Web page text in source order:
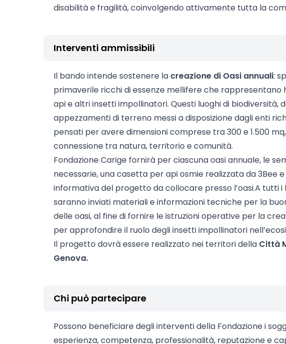
disabilità e fragilità, coinvolgendo attivamente tutta la
Interventi ammissibili
Il bando intende sostenere la creazione di Oasi annuali:
primaverile ricchi di essenze mellifere che rappresentano
api e altri insetti impollinatori. Questi luoghi di biodiversità,
appezzamenti di terreno messi a disposizione dagli enti
pensati per avere dimensioni comprese tra 300 e 1.500
connessione tra natura, territorio e comunità.
Fondazione Carige fornirà per ciascuna oasi annuale, le
necessarie, una casetta per api osmie realizzata da 3Bee
informativa del progetto da collocare presso l’oasi.A tutti i
saranno inviati materiali e informazioni tecniche per la
delle oasi, al fine di fornire le istruzioni operative per la
per approfondire il ruolo degli insetti impollinatori
Il progetto dovrà essere realizzato nei territori della Città
Genova.
Chi può partecipare
Possono beneficiare degli interventi della Fondazione i
esperienza, competenza, professionalità, reputazione e